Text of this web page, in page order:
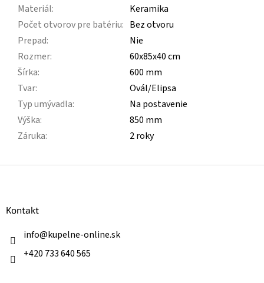
Materiál:
Keramika
Počet otvorov pre batériu: Bez otvoru
Prepad:
Nie
Rozmer:
60x85x40 cm
Šírka:
600 mm
Tvar:
Ovál/Elipsa
Typ umývadla:
Na postavenie
Výška:
850 mm
Záruka: 2 roky
Kontakt
info@kupelne-online.sk
+420 733 640 565